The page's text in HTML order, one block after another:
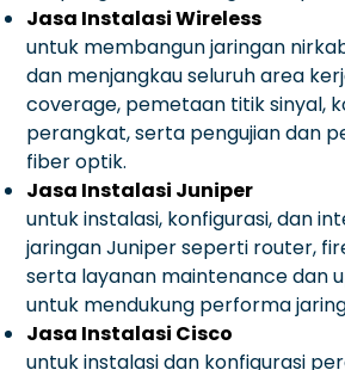
Jasa Instalasi Wireless
untuk membangun jaringan
dan menjangkau seluruh area
coverage, pemetaan titik sinyal,
perangkat, serta pengujian dan
fiber optik.
Jasa Instalasi Juniper
untuk instalasi, konfigurasi, dan
jaringan Juniper seperti router,
serta layanan maintenance dan
untuk mendukung performa
Jasa Instalasi Cisco
untuk instalasi dan konfigurasi